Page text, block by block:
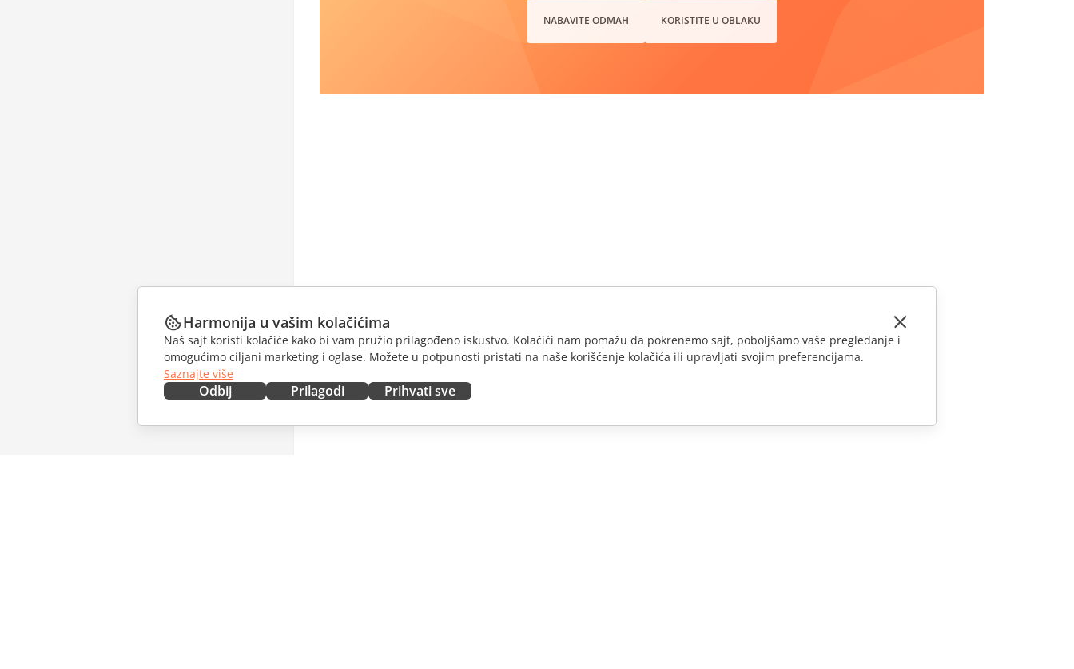
NABAVITE ODMAH KORISTITE U OBLAKU
Harmonija u vašim kolačićima
Naš sajt koristi kolačiće kako bi vam pružio prilagođeno iskustvo. Kolačići nam pomažu da pokrenemo sajt, poboljšamo vaše pregledanje i
omogućimo ciljani marketing i oglase. Možete u potpunosti pristati na naše korišćenje kolačića ili upravljati svojim preferencijama.
Saznajte više
Odbij Prilagodi Prihvati sve